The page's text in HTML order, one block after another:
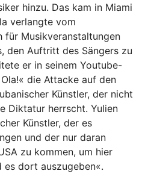
hinzu. Das kam in Miami
verlangte vom
für Musikveranstaltungen
den Auftritt des Sängers zu
er in seinem Youtube-
die Attacke auf den
Künstler, der nicht
Diktatur herrscht. Yulien
Künstler, der es
und der nur daran
zu kommen, um hier
es dort auszugeben«.